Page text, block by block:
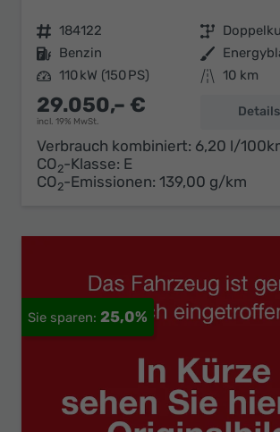
Fahrzeugnr. 184122 Getriebe
Kraftstoff Benzin Außenfarbe
Leistung 110 kW (150 PS) Kilometerstand 10 km
29.050,– €
incl. 19% MwSt.
Details
Verbrauch kombiniert: 6,20 l/
CO2-Klasse: E
CO2-Emissionen: 139,00 g/km
25,0%